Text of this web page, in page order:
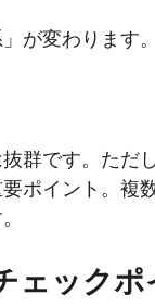
が変わります
群です。ただ
ポイント。複
ェックポ